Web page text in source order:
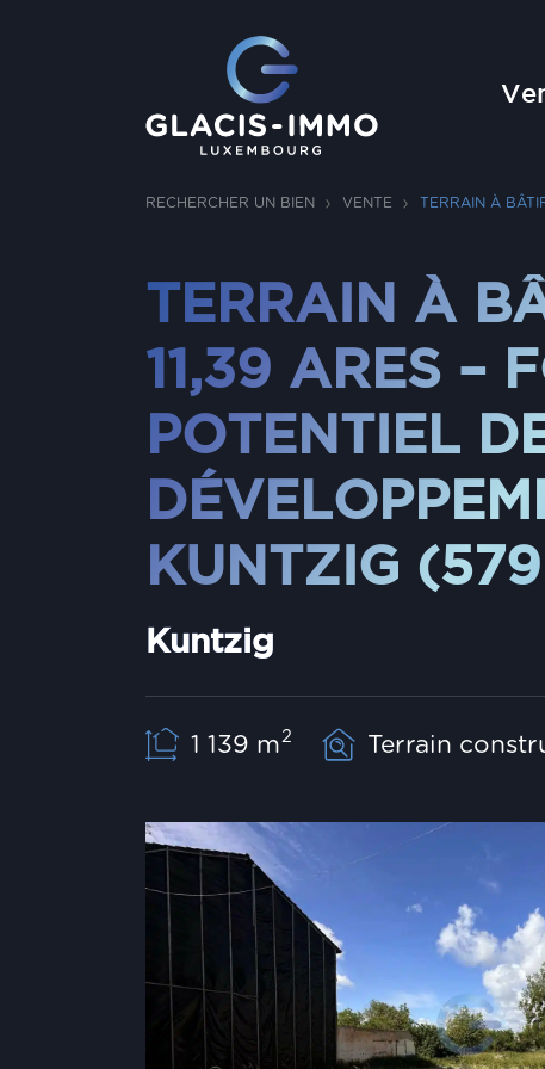
RECHERCHER UN BIEN VENTE TERRAIN À
TERRAIN À
11,39 ARES –
POTENTIEL
KUNTZIG
Kuntzig
1 139 m2 Terrain